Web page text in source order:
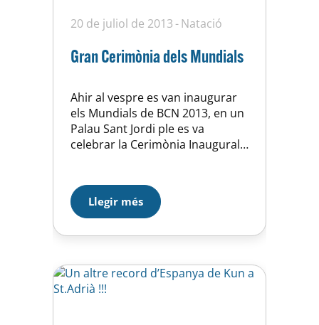
20 de juliol de 2013 Natació
Gran Cerimònia dels Mundials
Ahir al vespre es van inaugurar
els Mundials de BCN 2013, en un
Palau Sant Jordi ple es va
celebrar la Cerimònia Inaugural,
fotografia) que ho van fer
perfecte, va ser molt
emocionant, un altre moment
intens va ser el dels castellers,
Llegir més